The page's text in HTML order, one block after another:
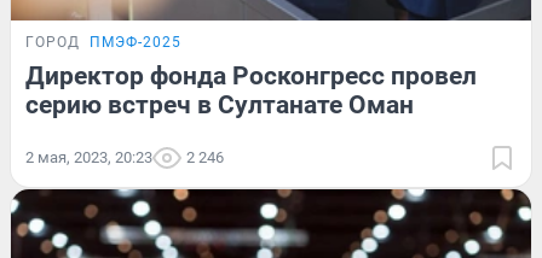
ГОРОД ПМЭФ-2025
Директор фонда Росконгресс провел
серию встреч в Султанате Оман
2 мая, 2023, 20:23 2 246